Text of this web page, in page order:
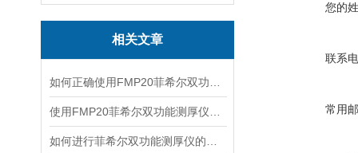
相关文章
您的
联系
常用